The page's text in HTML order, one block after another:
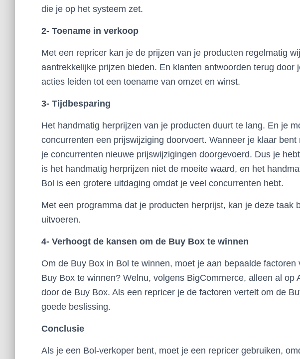
die je op het systeem zet.
2- Toename in verkoop
Met een repricer kan je de prijzen van je producten regelmatig
aantrekkelijke prijzen bieden. En klanten antwoorden terug door
acties leiden tot een toename van omzet en winst.
3- Tijdbesparing
Het handmatig herprijzen van je producten duurt te lang. En je
concurrenten een prijswijziging doorvoert. Wanneer je klaar
je concurrenten nieuwe prijswijzigingen doorgevoerd. Dus je
is het handmatig herprijzen niet de moeite waard, en het
Bol is een grotere uitdaging omdat je veel concurrenten hebt.
Met een programma dat je producten herprijst, kan je deze taak
uitvoeren.
4- Verhoogt de kansen om de Buy Box te winnen
Om de Buy Box in Bol te winnen, moet je aan bepaalde
Buy Box te winnen? Welnu, volgens BigCommerce, alleen al op
door de Buy Box. Als een repricer je de factoren vertelt om de
goede beslissing.
Conclusie
Als je een Bol-verkoper bent, moet je een repricer gebruiken,